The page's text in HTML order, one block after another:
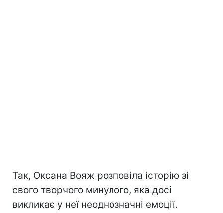
Так, Оксана Вояж розповіла історію зі
свого творчого минулого, яка досі
викликає у неї неоднозначні емоції.